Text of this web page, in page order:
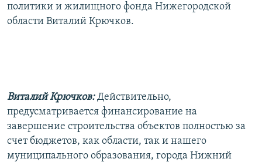
политики и жилищного фонда Нижегородской
области Виталий Крючков.
Виталий Крючков: Действительно,
предусматривается финансирование на
завершение строительства объектов полностью за
счет бюджетов, как области, так и нашего
муниципального образования, города Нижний